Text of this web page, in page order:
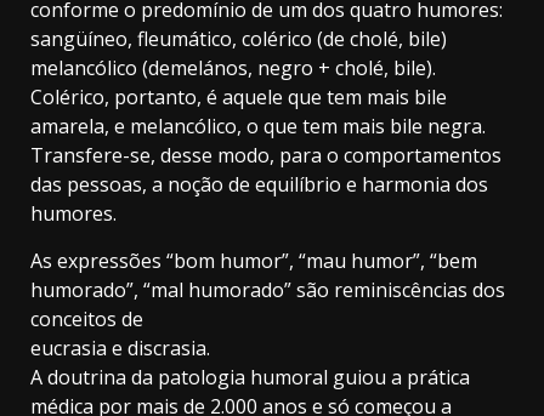
conforme o predomínio de um dos quatro humores:
sangüíneo, fleumático, colérico (de cholé, bile)
melancólico (demelános, negro + cholé, bile).
Colérico, portanto, é aquele que tem mais bile
amarela, e melancólico, o que tem mais bile negra.
Transfere-se, desse modo, para o comportamentos
das pessoas, a noção de equilíbrio e harmonia dos
humores.
As expressões “bom humor”, “mau humor”, “bem
humorado”, “mal humorado” são reminiscências dos
conceitos de
eucrasia e discrasia.
A doutrina da patologia humoral guiou a prática
médica por mais de 2.000 anos e só começou a